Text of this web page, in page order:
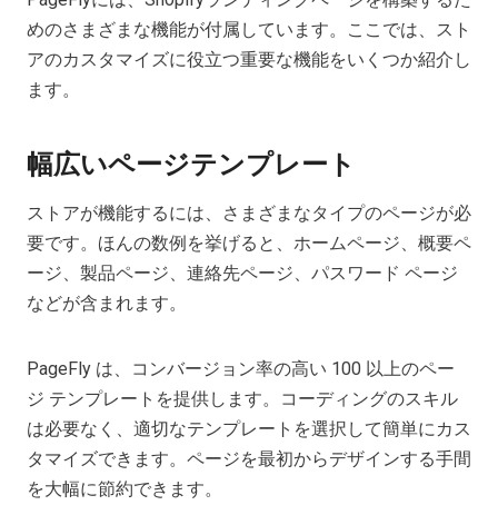
めのさまざまな機能が付属しています。ここでは、スト
アのカスタマイズに役立つ重要な機能をいくつか紹介し
ます。
幅広いページテンプレート
ストアが機能するには、さまざまなタイプのページが必
要です。ほんの数例を挙げると、ホームページ、概要ペ
ージ、製品ページ、連絡先ページ、パスワード ページ
などが含まれます。
PageFly は、コンバージョン率の高い 100 以上のペー
ジ テンプレートを提供します。コーディングのスキル
は必要なく、適切なテンプレートを選択して簡単にカス
タマイズできます。ページを最初からデザインする手間
を大幅に節約できます。